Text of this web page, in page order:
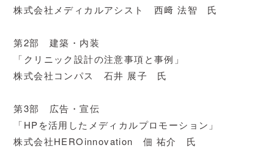
株式会社メディカルアシスト 西﨑 法智 氏
第2部 建築・内装
「クリニック設計の注意事項と事例」
株式会社コンパス 石井 展子 氏
第3部 広告・宣伝
「HPを活用したメディカルプロモーション」
株式会社HEROinnovation 佃 祐介 氏